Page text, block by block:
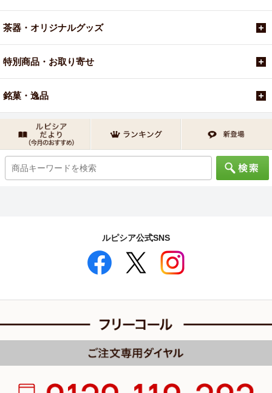
茶器・オリジナルグッズ
特別商品・お取り寄せ
銘菓・逸品
ルピシア公式SNS